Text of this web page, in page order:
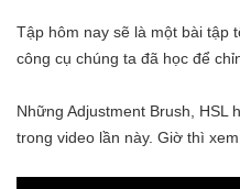
Tập hôm nay sẽ là một bài tập
công cụ chúng ta đã học để
Những Adjustment Brush, HSL
trong video lần này. Giờ thì